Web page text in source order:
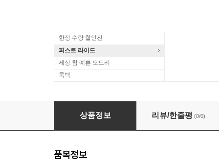
한정 수량 할인전
퍼스트 라이드
세상 참 예쁜 오드리
룩백
Francois Lazarevitch 바흐: 플루트 소나타
상품정보 리뷰/한줄평 (0/0)
품목정보